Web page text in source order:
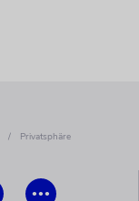
•••
/ Privatsphäre